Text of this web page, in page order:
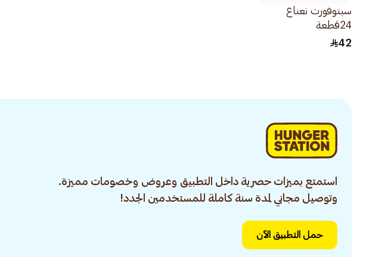
سبتوفورت نعناع
24قطعة
42
استمتع بميزات حصرية داخل التطبيق وعروض وخصومات مميزة.
وتوصيل مجاني لمدة سنة كاملة للمستخدمين الجدد!
حمل التطبيق الآن